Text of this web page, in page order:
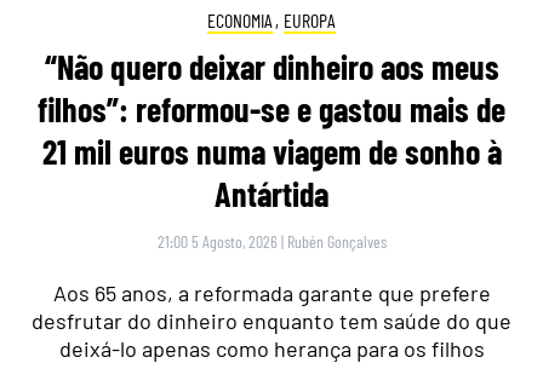
ECONOMIA , EUROPA
“Não quero deixar dinheiro aos meus
filhos”: reformou-se e gastou mais de
21 mil euros numa viagem de sonho à
Antártida
21:00 5 Agosto, 2026 | Rubén Gonçalves
Aos 65 anos, a reformada garante que prefere
desfrutar do dinheiro enquanto tem saúde do que
deixá-lo apenas como herança para os filhos